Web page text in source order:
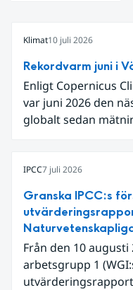
Klimat10 juli 2026
Rekordvarm juni i
Enligt Copernicus
var juni 2026 den
globalt sedan
begränsar oss till
varmaste juni.
extrem hetta i slutet
uppmätts för en
en framväxande El
IPCC7 juli 2026
Granska IPCC:s
Från den 10
arbetsgrupp 1